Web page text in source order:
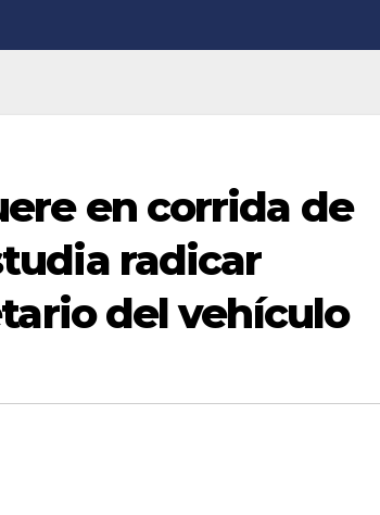
en corrida de
radicar
del vehículo